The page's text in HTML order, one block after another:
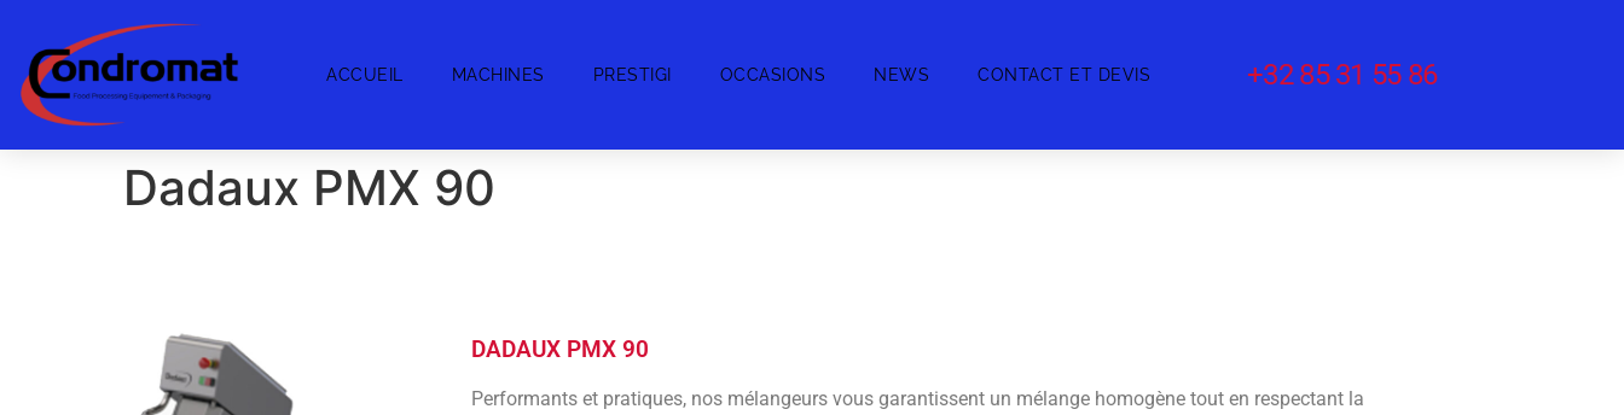
ACCUEIL MACHINES PRESTIGI OCCASIONS NEWS CONTACT ET DEVIS +32 85 31 55 86
Dadaux PMX 90
DADAUX PMX 90
Performants et pratiques, nos mélangeurs vous garantissent un mélange homogène tout en respectant la